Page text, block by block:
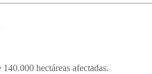
hectáreas afectadas.